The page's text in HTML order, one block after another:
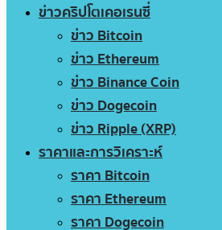
ข่าวคริปโตเคอเรนซี่
ข่าว Bitcoin
ข่าว Ethereum
ข่าว Binance Coin
ข่าว Dogecoin
ข่าว Ripple (XRP)
ราคาและการวิเคราะห์
ราคา Bitcoin
ราคา Ethereum
ราคา Dogecoin